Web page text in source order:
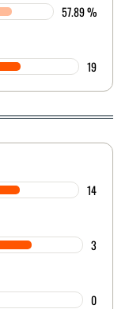
57.89 %
19
14
3
0